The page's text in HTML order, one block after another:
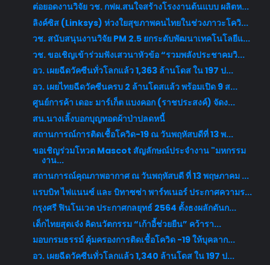
ต่อยอดงานวิจัย วช. กฟผ.สนใจสร้างโรงงานต้นแบบ ผลิตห...
ลิงค์ซิส (Linksys) ห่วงใยสุขภาพคนไทยในช่วงภาวะโควิ...
วช. สนับสนุนงานวิจัย PM 2.5 ยกระดับพัฒนาเทคโนโลยีแ...
วช. ขอเชิญเข้าร่วมฟังเสวนาหัวข้อ “รวมพลังประชาคมวิ...
อว. เผยฉีดวัคซีนทั่วโลกแล้ว 1,363 ล้านโดส ใน 197 ป...
อว. เผยไทยฉีดวัคซีนครบ 2 ล้านโดสแล้ว พร้อมเปิด 9 ส...
ศูนย์การค้า เดอะ มาร์เก็ต แบงคอก (ราชประสงค์) จัดง...
สน.นางเลิ้งบอกบุญทอดผ้าป่าปลดหนี้
สถานการณ์การติดเชื้อโควิด-19 ณ วันพฤหัสบดีที่ 13 พ...
ขอเชิญร่วมโหวต Mascot สัญลักษณ์ประจำงาน "มหกรรม
งาน...
สถานการณ์คุณภาพอากาศ ณ วันพฤหัสบดี ที่ 13 พฤษภาคม ...
แรบบิท ไฟแนนซ์ และ บิทาซซ่า พาร์ทเนอร์ ประกาศความร...
กรุงศรี ฟินโนเวต ประกาศกลยุทธ์ 2564 ตั้งธงผลักดันก...
เด็กไทยสุดเจ๋ง คิดนวัตกรรม “เก้าอี้ช่วยยืน” คว้ารา...
มอบกรมธรรม์ คุ้มครองการติดเชื้อโควิด -19 ให้บุคลาก...
อว. เผยฉีดวัคซีนทั่วโลกแล้ว 1,340 ล้านโดส ใน 197 ป...